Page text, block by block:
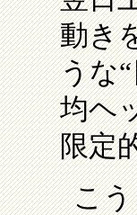
動き
うな
均ヘ
限定
こ